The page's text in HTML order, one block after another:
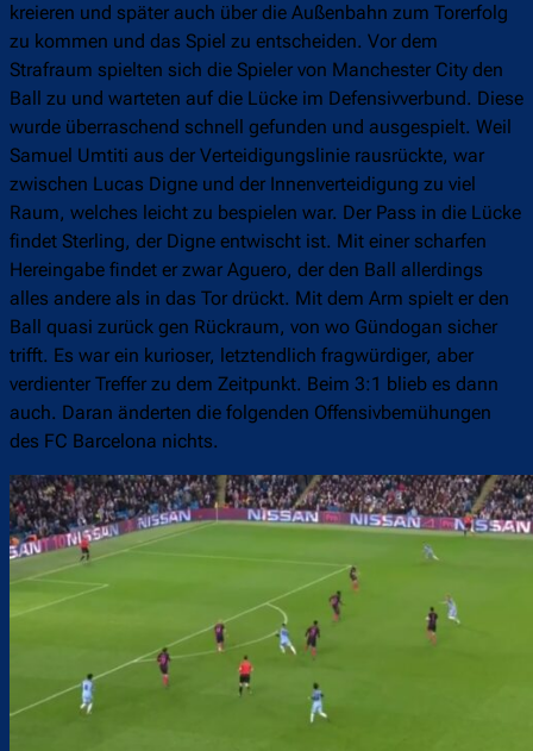
kreieren und später auch über die Außenbahn zum Torerfolg
zu kommen und das Spiel zu entscheiden. Vor dem
Strafraum spielten sich die Spieler von Manchester City den
Ball zu und warteten auf die Lücke im Defensivverbund. Diese
wurde überraschend schnell gefunden und ausgespielt. Weil
Samuel Umtiti aus der Verteidigungslinie rausrückte, war
zwischen Lucas Digne und der Innenverteidigung zu viel
Raum, welches leicht zu bespielen war. Der Pass in die Lücke
findet Sterling, der Digne entwischt ist. Mit einer scharfen
Hereingabe findet er zwar Aguero, der den Ball allerdings
alles andere als in das Tor drückt. Mit dem Arm spielt er den
Ball quasi zurück gen Rückraum, von wo Gündogan sicher
trifft. Es war ein kurioser, letztendlich fragwürdiger, aber
verdienter Treffer zu dem Zeitpunkt. Beim 3:1 blieb es dann
auch. Daran änderten die folgenden Offensivbemühungen
des FC Barcelona nichts.